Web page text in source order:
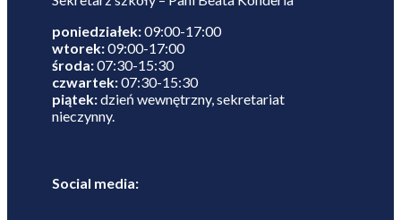
poniedziałek:09:00-17:00
wtorek:09:00-17:00
środa:07:30-15:30
czwartek:07:30-15:30
piątek:dzień wewnętrzny, sekretariat
nieczynny.
Social media: